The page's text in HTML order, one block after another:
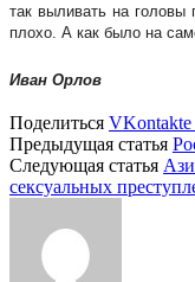
так выливать на головы
плохо. А как было на
Иван Орлов
Поделиться VKontakte
Предыдущая статья
Следующая статья
сексуальных